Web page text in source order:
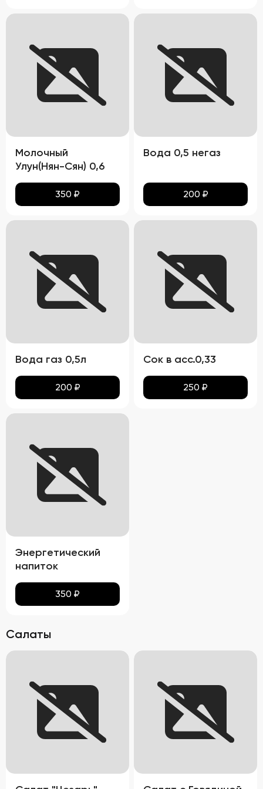
Молочный
Улун(Нян-Сян) 0,6
350 ₽
Вода 0,5 негаз
200 ₽
Вода газ 0,5л
200 ₽
Сок в асс.0,33
250 ₽
Энергетический
напиток
350 ₽
Салаты